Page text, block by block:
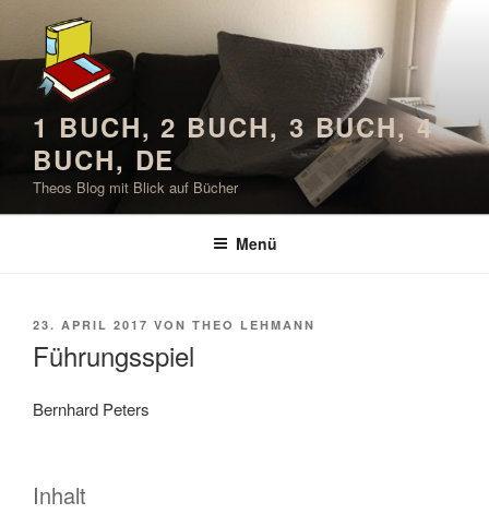
springen
1 BUCH, 2 BUCH, 3 BUCH, 4
BUCH, DE
Theos Blog mit Blick auf Bücher
Menü
VERÖFFENTLICHT
23. APRIL 2017 VON THEO LEHMANN
Führungsspiel
Bernhard Peters
Inhalt